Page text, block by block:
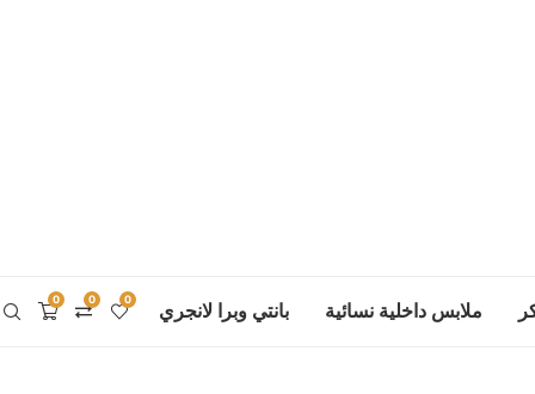
ملابس داخلية نسائية بانتي وبرا لانجري 0 0 0